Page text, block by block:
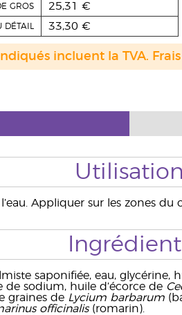
GROS 25,31 €
33,30 €
incluent la TVA.
Utilisation
Appliquer sur les zones du
saponifiée, eau, glycérine,
de sodium, huile d’écorce de
graines de Lycium barbarum
officinalis(romarin).